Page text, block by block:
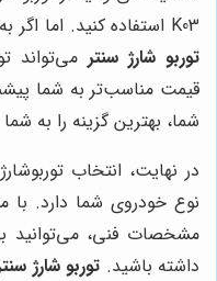
K03 استفاده کنید. اما اگر به دنبال یک گزینه اقتصادی‌تر هستید،
توربو شارژ سنتر می‌تواند
قیمت مناسب‌تر به شما
شما، بهترین گزینه را به
در نهایت، انتخاب
نوع خودروی شما دارد.
مشخصات فنی، می‌توانید
داشته باشید. توربو شارژ